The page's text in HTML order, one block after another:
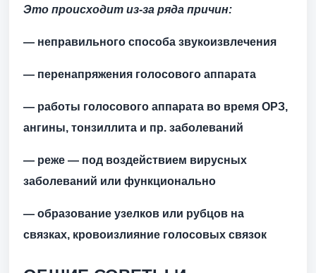
Это происходит из-за ряда причин:
— неправильного способа звукоизвлечения
— перенапряжения голосового аппарата
— работы голосового аппарата во время ОРЗ,
ангины, тонзиллита и пр. заболеваний
— реже — под воздействием вирусных
заболеваний или функционально
— образование узелков или рубцов на
связках, кровоизлияние голосовых связок